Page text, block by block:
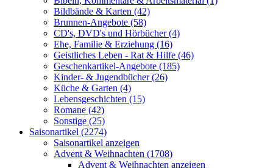
Bildbände & Karten (42)
Brunnen-Angebote (58)
CD's, DVD's und Hörbücher (4)
Ehe, Familie & Erziehung (16)
Geistliches Leben - Rat & Hilfe (46)
Geschenkartikel-Angebote (185)
Kinder- & Jugendbücher (26)
Küche & Garten (4)
Lebensgeschichten (15)
Romane (42)
Sonstige (25)
Saisonartikel (2274)
Saisonartikel anzeigen
Advent & Weihnachten (1708)
Advent & Weihnachten anzeigen